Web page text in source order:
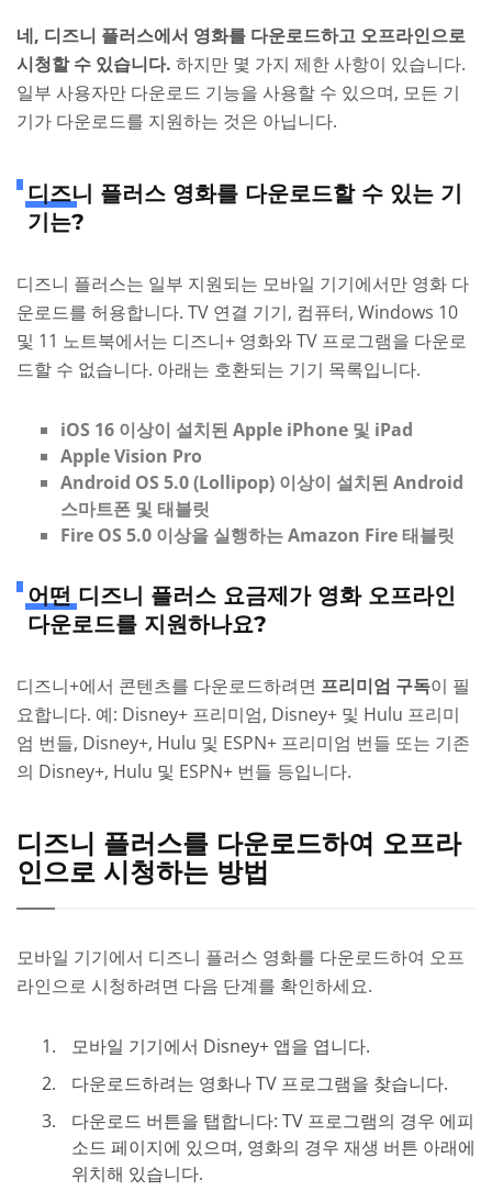
네, 디즈니 플러스에서 영화를 다운로드하고 오프라인으로
시청할 수 있습니다. 하지만 몇 가지 제한 사항이 있습니다.
일부 사용자만 다운로드 기능을 사용할 수 있으며, 모든 기
기가 다운로드를 지원하는 것은 아닙니다.
디즈니 플러스 영화를 다운로드할 수 있는 기
기는?
디즈니 플러스는 일부 지원되는 모바일 기기에서만 영화 다
운로드를 허용합니다. TV 연결 기기, 컴퓨터, Windows 10
및 11 노트북에서는 디즈니+ 영화와 TV 프로그램을 다운로
드할 수 없습니다. 아래는 호환되는 기기 목록입니다.
iOS 16 이상이 설치된 Apple iPhone 및 iPad
Apple Vision Pro
Android OS 5.0 (Lollipop) 이상이 설치된 Android
스마트폰 및 태블릿
Fire OS 5.0 이상을 실행하는 Amazon Fire 태블릿
어떤 디즈니 플러스 요금제가 영화 오프라인
다운로드를 지원하나요?
디즈니+에서 콘텐츠를 다운로드하려면 프리미엄 구독이 필
요합니다. 예: Disney+ 프리미엄, Disney+ 및 Hulu 프리미
엄 번들, Disney+, Hulu 및 ESPN+ 프리미엄 번들 또는 기존
의 Disney+, Hulu 및 ESPN+ 번들 등입니다.
디즈니 플러스를 다운로드하여 오프라
인으로 시청하는 방법
모바일 기기에서 디즈니 플러스 영화를 다운로드하여 오프
라인으로 시청하려면 다음 단계를 확인하세요.
모바일 기기에서 Disney+ 앱을 엽니다.
다운로드하려는 영화나 TV 프로그램을 찾습니다.
다운로드 버튼을 탭합니다: TV 프로그램의 경우 에피
소드 페이지에 있으며, 영화의 경우 재생 버튼 아래에
위치해 있습니다.